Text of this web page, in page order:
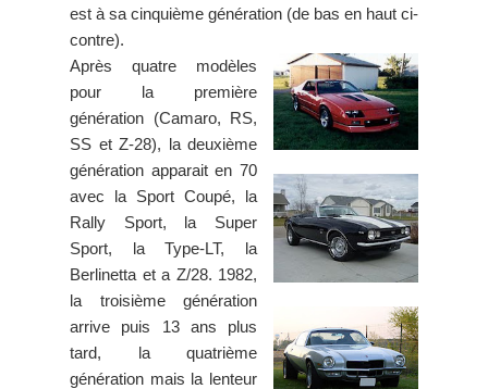
est à sa cinquième génération (de bas en haut ci-
contre).
Après quatre modèles
pour la première
génération (Camaro, RS,
SS et Z-28), la deuxième
génération apparait en 70
avec la Sport Coupé, la
Rally Sport, la Super
Sport, la Type-LT, la
Berlinetta et a Z/28. 1982,
la troisième génération
arrive puis 13 ans plus
tard, la quatrième
génération mais la lenteur